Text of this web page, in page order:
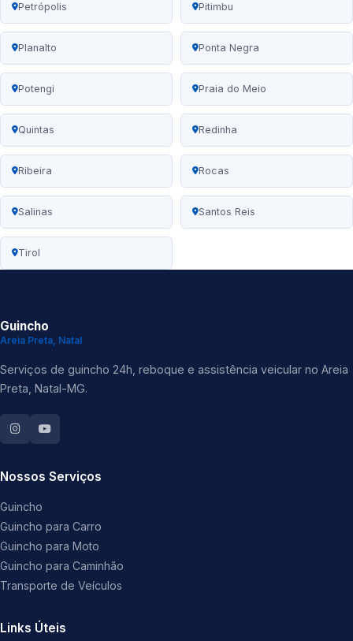
Petrópolis Pitimbu
Planalto Ponta Negra
Potengi Praia do Meio
Quintas Redinha
Ribeira Rocas
Salinas Santos Reis
Tirol
Guincho
Areia Preta, Natal
Serviços de guincho 24h, reboque e assistência veicular no Areia
Preta, Natal-MG.
Nossos Serviços
Guincho
Guincho para Carro
Guincho para Moto
Guincho para Caminhão
Transporte de Veículos
Links Úteis